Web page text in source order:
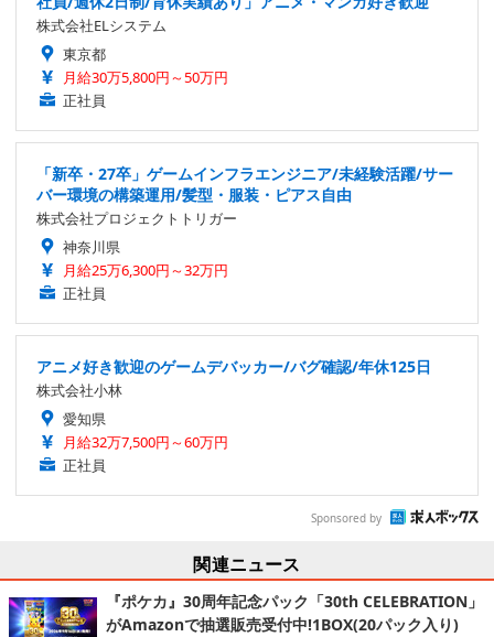
株式会社ELシステム
東京都
月給30万5,800円～50万円
正社員
「新卒・27卒」ゲームインフラエンジニア/未経験活躍/サー
バー環境の構築運用/髪型・服装・ピアス自由
株式会社プロジェクトトリガー
神奈川県
月給25万6,300円～32万円
正社員
アニメ好き歓迎のゲームデバッカー/バグ確認/年休125日
株式会社小林
愛知県
月給32万7,500円～60万円
正社員
Sponsored by
関連ニュース
『ポケカ』30周年記念パック「30th CELEBRATION」
がAmazonで抽選販売受付中!1BOX(20パック入り)